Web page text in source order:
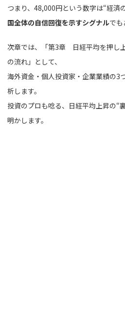
つまり、48,000円という数字は“経済
国全体の自信回復を示すシグナルでも
次章では、「第3章 日経平均を押し
の流れ」として、
海外資金・個人投資家・企業業績の3
析します。
投資のプロも唸る、日経平均上昇の“
明かします。